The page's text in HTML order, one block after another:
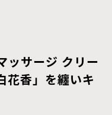
ッサージ クリー
花香」を纏いキ